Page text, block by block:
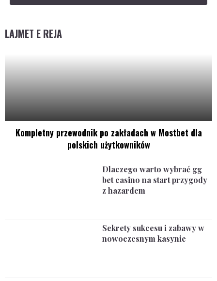
LAJMET E REJA
Kompletny przewodnik po zakładach w Mostbet dla
polskich użytkowników
Dlaczego warto wybrać gg
bet casino na start przygody
z hazardem
Sekrety sukcesu i zabawy w
nowoczesnym kasynie